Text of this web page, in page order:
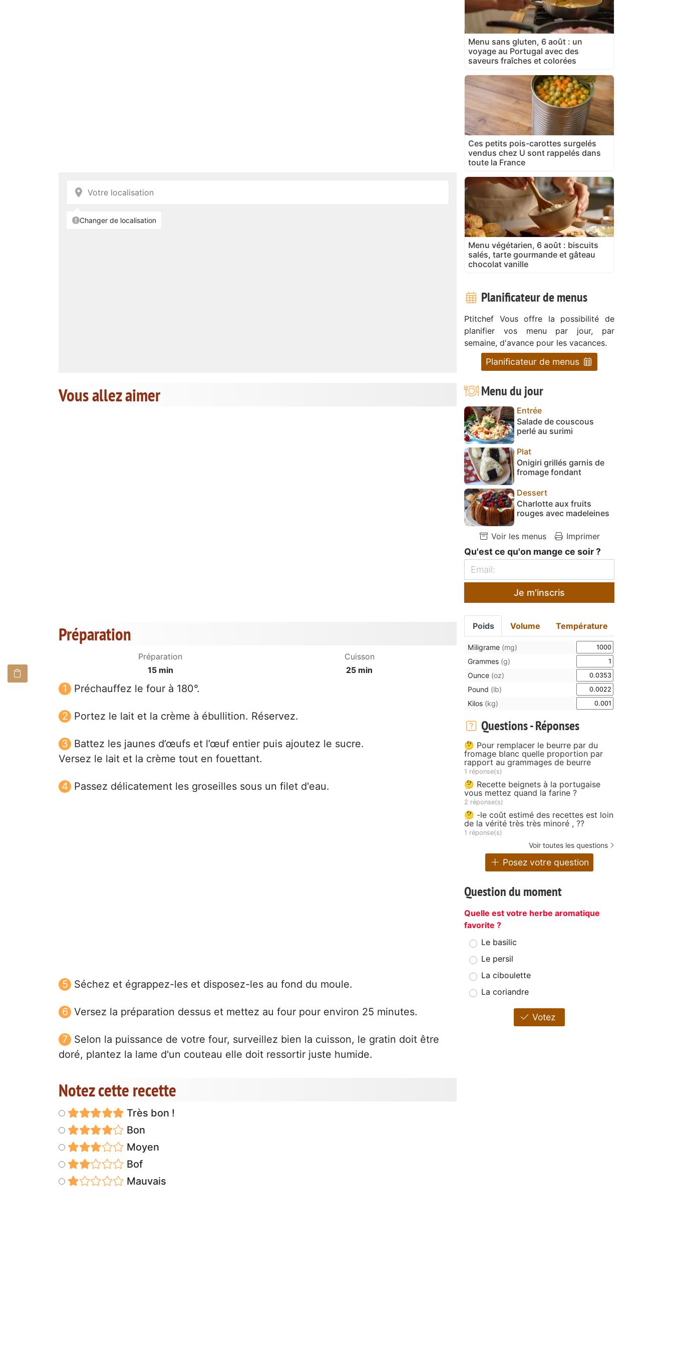
Vous allez aimer
Préparation
Préparation
15 min
Cuisson
25 min
Préchauffez le four à 180°.
Portez le lait et la crème à ébullition. Réservez.
Battez les jaunes d’œufs et l’œuf entier puis ajoutez le sucre.
Versez le lait et la crème tout en fouettant.
Passez délicatement les groseilles sous un filet d'eau.
Séchez et égrappez-les et disposez-les au fond du moule.
Versez la préparation dessus et mettez au four pour environ 25 minutes.
Selon la puissance de votre four, surveillez bien la cuisson, le gratin doit être
doré, plantez la lame d'un couteau elle doit ressortir juste humide.
Notez cette recette
Très bon !
Bon
Moyen
Bof
Mauvais
Menu sans gluten, 6 août : un
voyage au Portugal avec des
saveurs fraîches et colorées
Ces petits pois-carottes surgelés
vendus chez U sont rappelés dans
toute la France
Menu végétarien, 6 août : biscuits
salés, tarte gourmande et gâteau
chocolat vanille
Planificateur de menus
Ptitchef Vous offre la possibilité de
planifier vos menu par jour, par
semaine, d'avance pour les vacances.
Planificateur de menus
Menu du jour
Entrée
Salade de couscous
perlé au surimi
Plat
Onigiri grillés garnis de
fromage fondant
Dessert
Charlotte aux fruits
rouges avec madeleines
Voir les menus Imprimer
Qu'est ce qu'on mange ce soir ?
Je m'inscris
Poids Volume Température
Miligrame (mg)
Grammes (g)
Ounce (oz)
Pound (lb)
Kilos (kg)
Questions - Réponses
🤔 Pour remplacer le beurre par du
fromage blanc quelle proportion par
rapport au grammages de beurre
1 réponse(s)
🤔 Recette beignets à la portugaise
vous mettez quand la farine ?
2 réponse(s)
🤔 -le coût estimé des recettes est loin
de la vérité très très minoré , ??
1 réponse(s)
Voir toutes les questions
Posez votre question
Question du moment
Quelle est votre herbe aromatique
favorite ?
Le basilic
Le persil
La ciboulette
La coriandre
Votez